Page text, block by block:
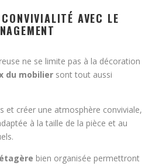
AVEC LE
ne se limite pas à la décoration
du mobilier sont tout aussi
et créer une atmosphère conviviale,
à la taille de la pièce et au
étagère bien organisée permettront